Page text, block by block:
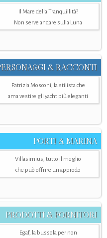
Il Mare della Tranquillità?
Non serve andare sulla Luna
& RACCONTI
Patrizia Mosconi, la stilista che
ama vestire gli yacht più eleganti
PORTI & MARINA
Villasimius, tutto il meglio
che può offrire un approdo
PRODOTTI & FORNITORI
Egaf, la bussola per non